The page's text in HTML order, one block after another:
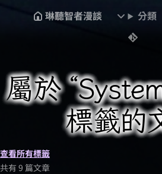
琳聽智者漫談 分類
屬於
標籤的
查看所有標籤
共有 9 篇文章